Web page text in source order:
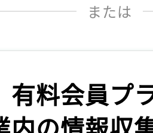
または
有料会員プ